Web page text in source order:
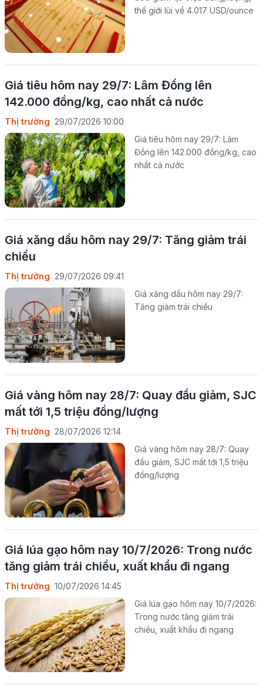
thế giới lùi về 4.017 USD/ounce
Giá tiêu hôm nay 29/7: Lâm Đồng lên
142.000 đồng/kg, cao nhất cả nước
Thị trường 29/07/2026 10:00
Giá tiêu hôm nay 29/7: Lâm
Đồng lên 142.000 đồng/kg, cao
nhất cả nước
Giá xăng dầu hôm nay 29/7: Tăng giảm trái
chiều
Thị trường 29/07/2026 09:41
Giá xăng dầu hôm nay 29/7:
Tăng giảm trái chiều
Giá vàng hôm nay 28/7: Quay đầu giảm, SJC
mất tới 1,5 triệu đồng/lượng
Thị trường 28/07/2026 12:14
Giá vàng hôm nay 28/7: Quay
đầu giảm, SJC mất tới 1,5 triệu
đồng/lượng
Giá lúa gạo hôm nay 10/7/2026: Trong nước
tăng giảm trái chiều, xuất khẩu đi ngang
Thị trường 10/07/2026 14:45
Giá lúa gạo hôm nay 10/7/2026:
Trong nước tăng giảm trái
chiều, xuất khẩu đi ngang